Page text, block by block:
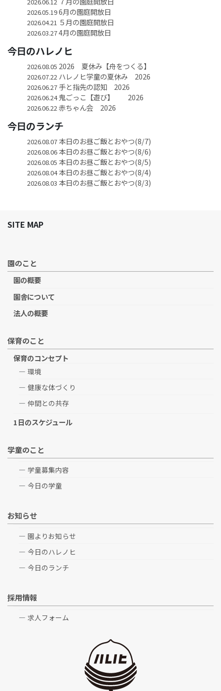
2026.06.12
2026.05.196月の園庭開放日
2026.04.21 ５月の園庭開放日
2026.03.274月の園庭開放日
今日のハレノヒ
2026.08.05 2026 夏休み【舟をつくる】
2026.07.22ハレノヒ学童の夏休み 2026
2026.06.27手と指先の認知 2026
2026.06.24鬼ごっこ【遊び】 2026
2026.06.22赤ちゃん会 2026
今日のランチ
2026.08.07本日のお昼ご飯とおやつ(8/7)
2026.08.06本日のお昼ご飯とおやつ(8/6)
2026.08.05 本日のお昼ご飯とおやつ(8/5)
2026.08.04本日のお昼ご飯とおやつ(8/4)
2026.08.03 本日のお昼ご飯とおやつ(8/3)
SITE MAP
園のこと
園の概要
園舎について
法人の概要
保育のこと
保育のコンセプト
環境
健康な体づくり
仲間との共存
1日のスケジュール
学童のこと
学童募集内容
今日の学童
お知らせ
園よりお知らせ
今日のハレノヒ
今日のランチ
採用情報
求人フォーム